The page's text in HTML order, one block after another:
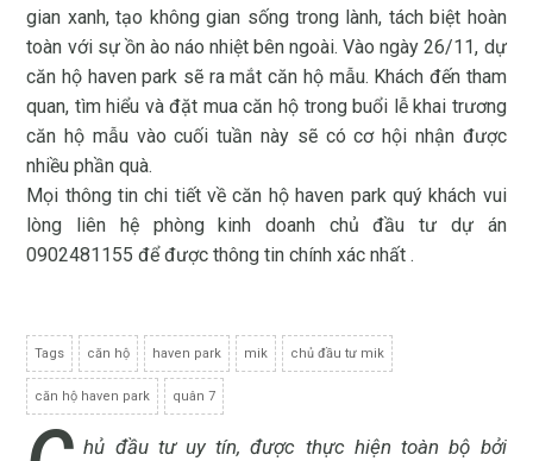
gian xanh, tạo không gian sống trong lành, tách biệt hoàn
toàn với sự ồn ào náo nhiệt bên ngoài. Vào ngày 26/11, dự
căn hộ haven park sẽ ra mắt căn hộ mẫu. Khách đến tham
quan, tìm hiểu và đặt mua căn hộ trong buổi lễ khai trương
căn hộ mẫu vào cuối tuần này sẽ có cơ hội nhận được
nhiều phần quà.
Mọi thông tin chi tiết về căn hộ haven park quý khách vui
lòng liên hệ phòng kinh doanh chủ đầu tư dự án
0902481155 để được thông tin chính xác nhất .
Tags căn hộ haven park mik chủ đầu tư mik
căn hộ haven park quân 7
hủ đầu tư uy tín, được thực hiện toàn bộ bởi